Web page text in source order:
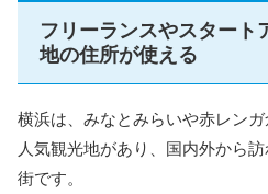
フリーランスやスタート
地の住所が使える
横浜は、みなとみらいや赤レン
人気観光地があり、国内外から
街です。